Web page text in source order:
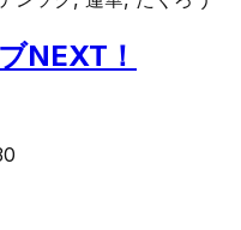
NEXT！